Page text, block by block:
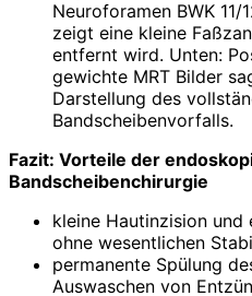
Neuroforamen BWK 11/
zeigt eine kleine
entfernt wird. Unten:
gewichte MRT Bilder
Darstellung des
Bandscheibenvorfalls.
Fazit: Vorteile der
Bandscheibenchirurgie
kleine Hautinzision und
ohne wesentlichen
permanente Spülung
Auswaschen von